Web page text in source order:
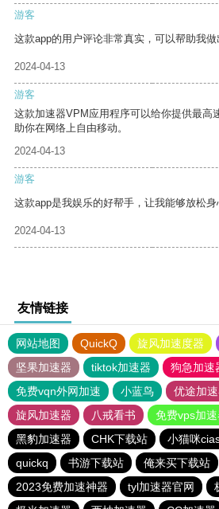
游客
这款app的用户评论非常真实，可以帮助我做
2024-04-13
游客
这款加速器VPM应用程序可以给你提供最高
助你在网络上自由移动。
2024-04-13
游客
这款app是我娱乐的好帮手，让我能够放松身
2024-04-13
友情链接
网站地图 QuickQ 旋风加速度器
坚果加速器
tiktok加速器
狗急加速
免费vqn外网加速
小蓝鸟 优途加
旋风加速器
八戒看书
免费vps加
黑豹加速器
CHK下载站 小猫咪
quickq
书游下载站 俺来买下载站
2023免费加速神器
tyl加速器官网